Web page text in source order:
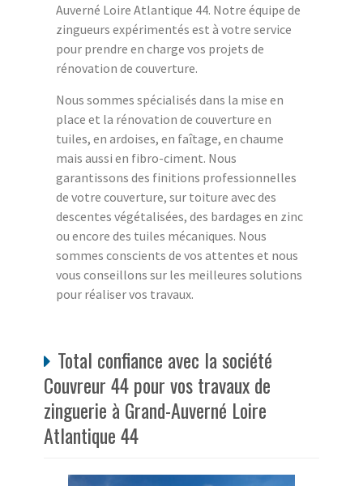
Auverné Loire Atlantique 44. Notre équipe de
zingueurs expérimentés est à votre service
pour prendre en charge vos projets de
rénovation de couverture.
Nous sommes spécialisés dans la mise en
place et la rénovation de couverture en
tuiles, en ardoises, en faîtage, en chaume
mais aussi en fibro-ciment. Nous
garantissons des finitions professionnelles
de votre couverture, sur toiture avec des
descentes végétalisées, des bardages en zinc
ou encore des tuiles mécaniques. Nous
sommes conscients de vos attentes et nous
vous conseillons sur les meilleures solutions
pour réaliser vos travaux.
Total confiance avec la société
Couvreur 44 pour vos travaux de
zinguerie à Grand-Auverné Loire
Atlantique 44